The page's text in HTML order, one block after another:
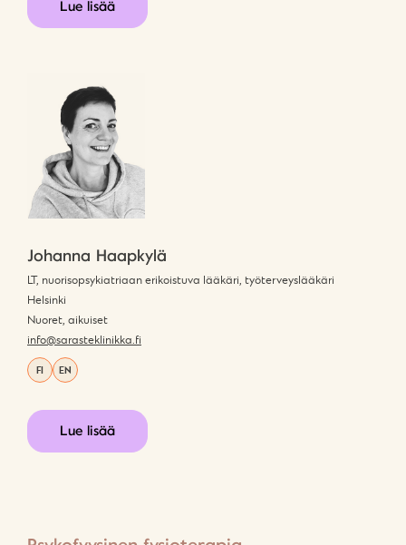
Lue lisää
Johanna Haapkylä
LT, nuorisopsykiatriaan erikoistuva lääkäri, työterveyslääkäri
Helsinki
Nuoret, aikuiset
info@sarasteklinikka.fi
FI EN
Lue lisää